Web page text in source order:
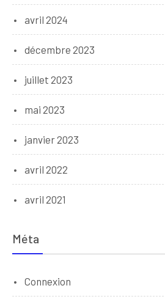
avril 2024
décembre 2023
juillet 2023
mai 2023
janvier 2023
avril 2022
avril 2021
Méta
Connexion